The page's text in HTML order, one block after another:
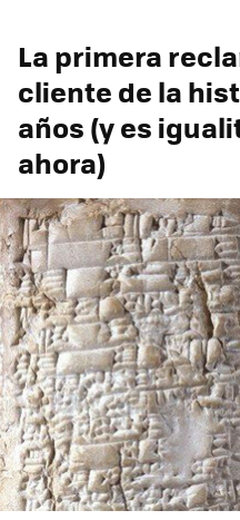
La primera
cliente de la
años (y es
ahora)